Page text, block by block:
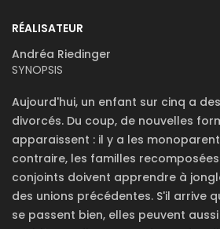
RÉALISATEUR
Andréa Riedinger
SYNOPSIS
Aujourd'hui, un enfant sur cinq a
divorcés. Du coup, de nouvelles
apparaissent : il y a les
contraire, les familles
conjoints doivent apprendre à
des unions précédentes. S'il arrive
se passent bien, elles peuvent